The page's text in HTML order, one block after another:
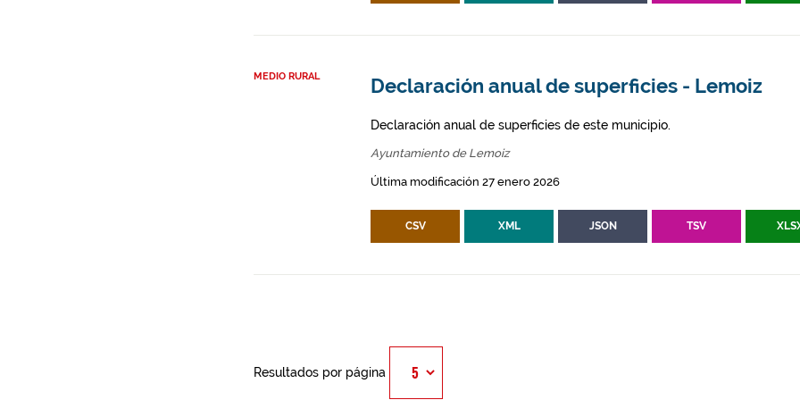
MEDIO RURAL Declaración anual de superficies - Lemoiz
Declaración anual de superficies de este municipio.
Ayuntamiento de Lemoiz
Última modificación 27 enero 2026
CSV XML JSON TSV
Resultados por página